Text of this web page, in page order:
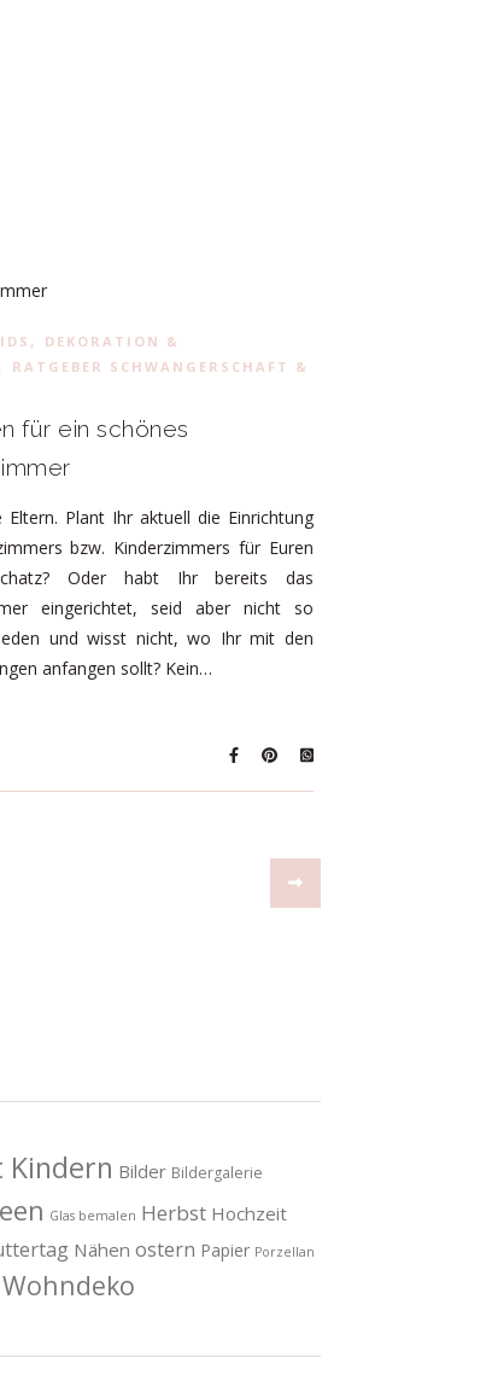
,
DEKORATION &
,
RATGEBER SCHWANGERSCHAFT &
für ein schönes
Eltern. Plant Ihr aktuell die Einrichtung
bzw. Kinderzimmers für Euren
Oder habt Ihr bereits das
eingerichtet, seid aber nicht so
und wisst nicht, wo Ihr mit den
anfangen sollt? Kein…
Kindern Bilder Bildergalerie
Glas bemalen Herbst Hochzeit
Nähen ostern Papier Porzellan
Wohndeko